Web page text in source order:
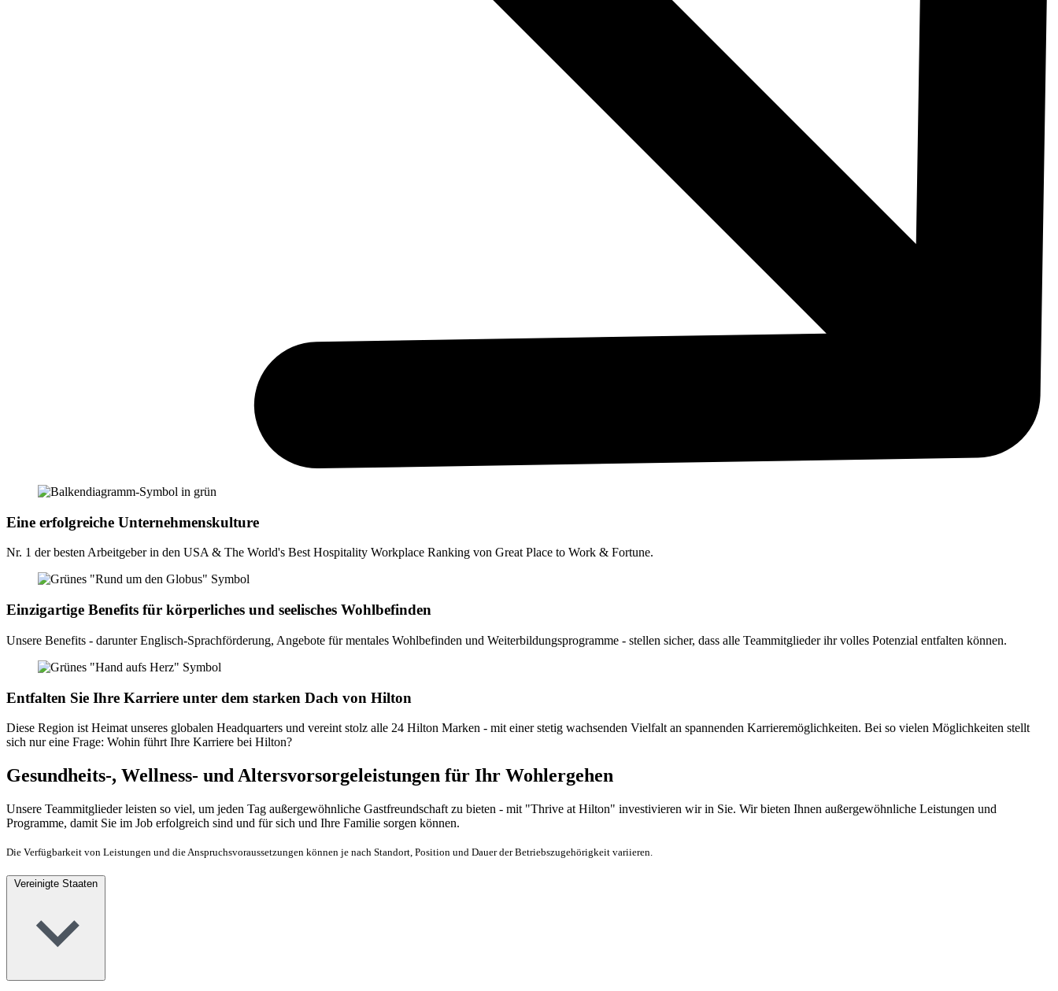
Eine erfolgreiche Unternehmenskulture
Nr. 1 der besten Arbeitgeber in den USA & The World's Best Hospitality Workplace Ranking von Great Place to Work & Fortune.
Einzigartige Benefits für körperliches und seelisches Wohlbefinden
Unsere Benefits - darunter Englisch-Sprachförderung, Angebote für mentales Wohlbefinden und Weiterbildungsprogramme - stellen sicher, dass alle Teammitglieder ihr volles Potenzial entfalten können.
Entfalten Sie Ihre Karriere unter dem starken Dach von Hilton
Diese Region ist Heimat unseres globalen Headquarters und vereint stolz alle 24 Hilton Marken - mit einer stetig wachsenden Vielfalt an spannenden Karrieremöglichkeiten. Bei so vielen Möglichkeiten stellt
sich nur eine Frage: Wohin führt Ihre Karriere bei Hilton?
Gesundheits-, Wellness- und Altersvorsorgeleistungen für Ihr Wohlergehen
Unsere Teammitglieder leisten so viel, um jeden Tag außergewöhnliche Gastfreundschaft zu bieten - mit "Thrive at Hilton" investivieren wir in Sie. Wir bieten Ihnen außergewöhnliche Leistungen und
Programme, damit Sie im Job erfolgreich sind und für sich und Ihre Familie sorgen können.
Die Verfügbarkeit von Leistungen und die Anspruchsvoraussetzungen können je nach Standort, Position und Dauer der Betriebszugehörigkeit variieren.
Vereinigte Staaten